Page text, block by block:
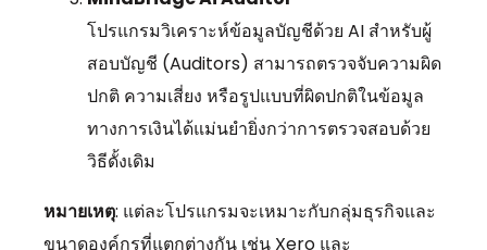
โปรแกรมวิเคราะห์ข้อมูลบัญชีด้วย AI สำหรับผู้
สอบบัญชี (Auditors) สามารถตรวจจับความผิด
ปกติ ความเสี่ยง หรือรูปแบบที่ผิดปกติในข้อมูล
ทางการเงินได้แม่นยำยิ่งกว่าการตรวจสอบด้วย
วิธีดั้งเดิม
หมายเหตุ: แต่ละโปรแกรมจะเหมาะกับกลุ่มธุรกิจและ
ขนาดองค์กรที่แตกต่างกัน เช่น Xero และ